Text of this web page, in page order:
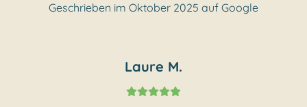
Geschrieben im Oktober 2025 auf Google
Laure M.